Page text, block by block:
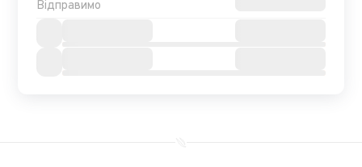
Відправимо